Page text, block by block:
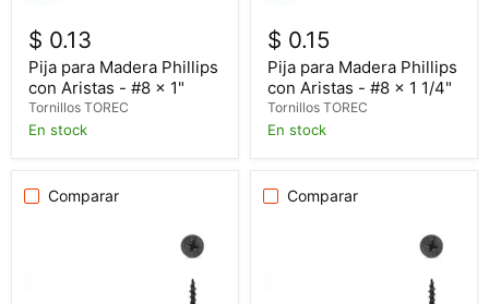
$ 0.13
Pija para Madera Phillips
con Aristas - #8 x 1"
Tornillos TOREC
En stock
$ 0.15
Pija para Madera Phillips
con Aristas - #8 x 1 1/4"
Tornillos TOREC
En stock
Comparar Comparar